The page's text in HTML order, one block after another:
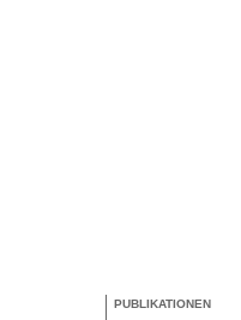
PUBLIKATIONEN